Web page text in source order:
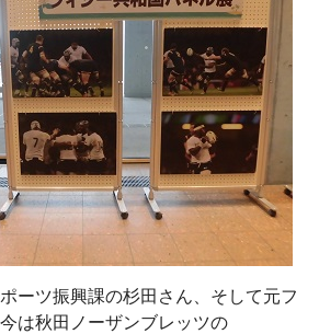
ーツ振興課の杉田さん、そして元フ
は秋田ノーザンブレッツの